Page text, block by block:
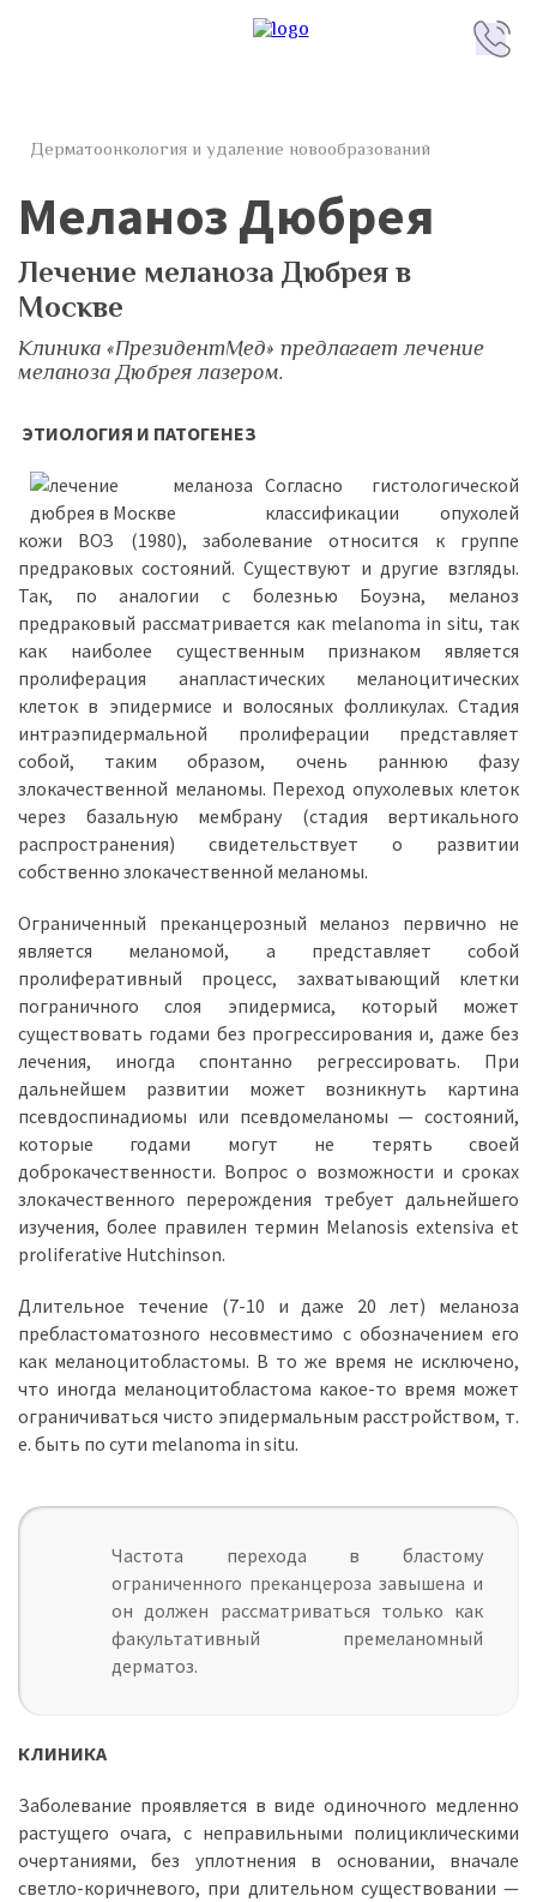
Дерматоонкология и удаление новообразований
Меланоз Дюбрея
Лечение меланоза Дюбрея в
Москве
Клиника «ПрезидентМед» предлагает лечение
меланоза Дюбрея лазером.
ЭТИОЛОГИЯ И ПАТОГЕНЕЗ
Согласно гистологической
классификации опухолей
кожи ВОЗ (1980), заболевание относится к группе
предраковых состояний. Существуют и другие взгляды.
Так, по аналогии с болезнью Боуэна, меланоз
предраковый рассматривается как melanoma in situ, так
как наиболее существенным признаком является
пролиферация анапластических меланоцитических
клеток в эпидермисе и волосяных фолликулах. Стадия
интраэпидермальной пролиферации представляет
собой, таким образом, очень раннюю фазу
злокачественной меланомы. Переход опухолевых клеток
через базальную мембрану (стадия вертикального
распространения) свидетельствует о развитии
собственно злокачественной меланомы.
Ограниченный преканцерозный меланоз первично не
является меланомой, а представляет собой
пролиферативный процесс, захватывающий клетки
пограничного слоя эпидермиса, который может
существовать годами без прогрессирования и, даже без
лечения, иногда спонтанно регрессировать. При
дальнейшем развитии может возникнуть картина
псевдоспинадиомы или псевдомеланомы — состояний,
которые годами могут не терять своей
доброкачественности. Вопрос о возможности и сроках
злокачественного перерождения требует дальнейшего
изучения, более правилен термин Melanosis extensiva et
proliferative Hutchinson.
Длительное течение (7-10 и даже 20 лет) меланоза
пребластоматозного несовместимо с обозначением его
как меланоцитобластомы. В то же время не исключено,
что иногда меланоцитобластома какое-то время может
ограничиваться чисто эпидермальным расстройством, т.
е. быть по сути melanoma in situ.
Частота перехода в бластому
ограниченного преканцероза завышена и
он должен рассматриваться только как
факультативный премеланомный
дерматоз.
КЛИНИКА
Заболевание проявляется в виде одиночного медленно
растущего очага, с неправильными полициклическими
очертаниями, без уплотнения в основании, вначале
светло-коричневого, при длительном существовании —